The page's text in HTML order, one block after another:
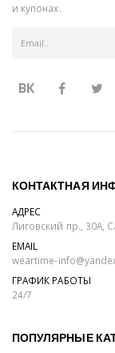
и купонах.
ВК
КОНТАКТНАЯ
АДРЕС
Лиговский пр., 30А,
EMAIL
weartime-
ГРАФИК РАБОТЫ
24/7
ПОПУЛЯРНЫЕ